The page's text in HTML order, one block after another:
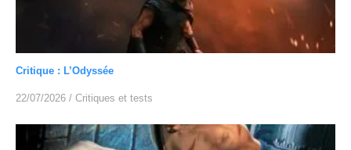
Critique : L’Odyssée
22/07/2026 / Critiques et tests